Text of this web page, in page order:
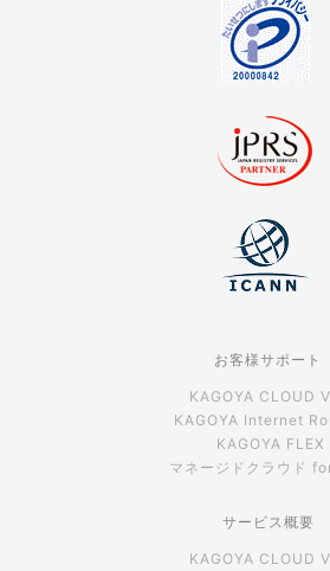
お客様サポート
KAGOYA CLOUD
KAGOYA Internet
KAGOYA FLEX
マネージドクラウド
サービス概要
KAGOYA CLOUD